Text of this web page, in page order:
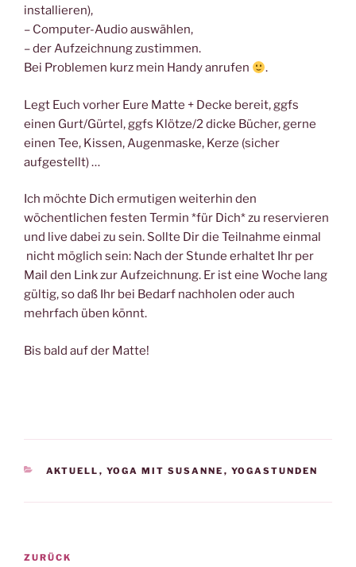
installieren),
– Computer-Audio auswählen,
– der Aufzeichnung zustimmen.
Bei Problemen kurz mein Handy anrufen
.
Legt Euch vorher Eure Matte + Decke bereit, ggfs
einen Gurt/Gürtel, ggfs Klötze/2 dicke Bücher, gerne
einen Tee, Kissen, Augenmaske, Kerze (sicher
aufgestellt) …
Ich möchte Dich ermutigen weiterhin den
wöchentlichen festen Termin *für Dich* zu reservieren
und live dabei zu sein. Sollte Dir die Teilnahme einmal
nicht möglich sein: Nach der Stunde erhaltet Ihr per
Mail den Link zur Aufzeichnung. Er ist eine Woche lang
gültig, so daß Ihr bei Bedarf nachholen oder auch
mehrfach üben könnt.
Bis bald auf der Matte!
KATEGORIEN
AKTUELL , YOGA MIT SUSANNE , YOGASTUNDEN
Beitragsnavigation
Vorheriger
ZURÜCK